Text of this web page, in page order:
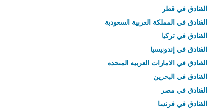
الفنادق في قطر
الفنادق في المملكة العربية السعودية
الفنادق في تركيا
الفنادق في إندونيسيا
الفنادق في الامارات العربية المتحدة
الفنادق في البحرين
الفنادق في مصر
الفنادق في فرنسا